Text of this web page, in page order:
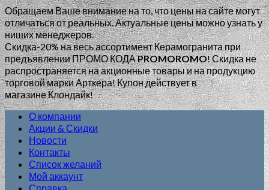
Обращаем Ваше внимание на то, что цены на сайте могут
отличаться от реальных. Актуальные цены можно узнать у
ниших менеджеров.
Скидка-20% на весь ассортимент Керамогранита при
предъявлении ПРОМО КОДАPROMOROMO!Скидка не
распространяется на акционные товары и на продукцию
торговой марки Арткера! Купон действует в
магазине Клондайк!
О компании
Акции & Скидки
Новости
Контакты
Список желаний
Мой аккаунт